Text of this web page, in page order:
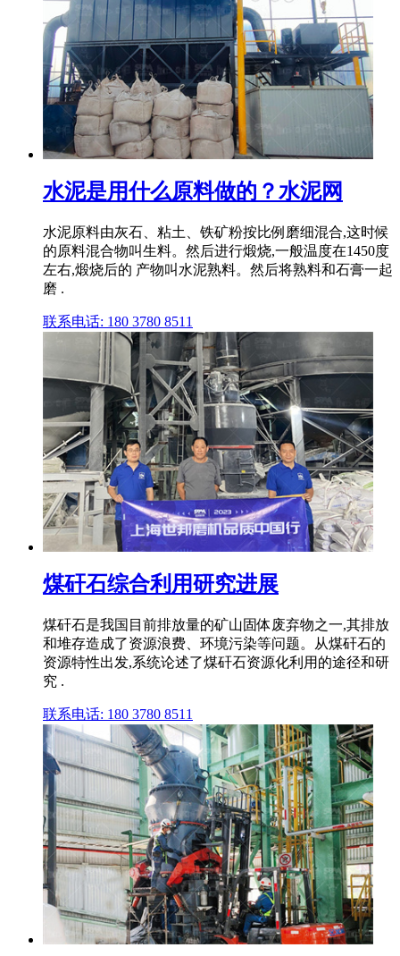
水泥是用什么原料做的？水泥网
水泥原料由灰石、粘土、铁矿粉按比例磨细混合,这时候
的原料混合物叫生料。然后进行煅烧,一般温度在1450度
左右,煅烧后的 产物叫水泥熟料。然后将熟料和石膏一起
磨 .
联系电话: 180 3780 8511
煤矸石综合利用研究进展
煤矸石是我国目前排放量的矿山固体废弃物之一,其排放
和堆存造成了资源浪费、环境污染等问题。从煤矸石的
资源特性出发,系统论述了煤矸石资源化利用的途径和研
究 .
联系电话: 180 3780 8511